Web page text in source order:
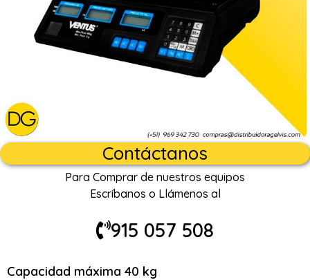
Contáctanos
Para Comprar de nuestros equipos
Escríbanos o Llámenos al
915 057 508
Capacidad máxima 40 kg